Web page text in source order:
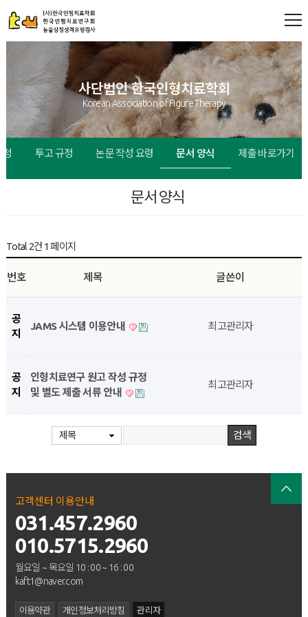
사단법인 한국인형치료학회
Korean Association of Figure Therapy
정 투고 규정 논문 작성 요령 문서 양식 제출 바로가기
문서 양식
Total 2건 1 페이지
번호 제목 글쓴이
공
지
JAMS 시스템 이용안내 최고관리자
공
지
인형치료연구 원고 작성 규정
및 별도 제출 서류 안내
최고관리자
제목
고객센터 이용안내
031.457.2960
010.5715.2960
월요일 ~ 목요일 10 : 00 ~ 16 : 00
kaft1@naver.com
이용약관 개인정보처리방침 관리자